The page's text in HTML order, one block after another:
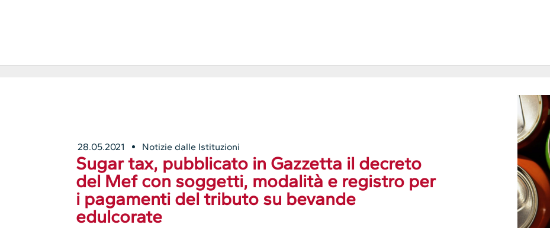
28.05.2021 Notizie dalle Istituzioni
Sugar tax, pubblicato in Gazzetta il decreto
del Mef con soggetti, modalità e registro per
i pagamenti del tributo su bevande
edulcorate